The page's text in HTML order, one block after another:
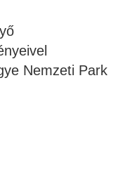
Nemzeti Park